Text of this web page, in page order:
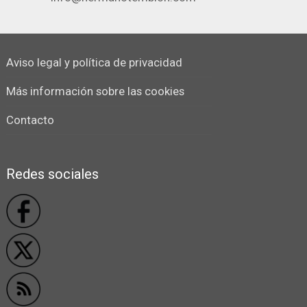
Aviso legal y política de privacidad
Más información sobre las cookies
Contacto
Redes sociales